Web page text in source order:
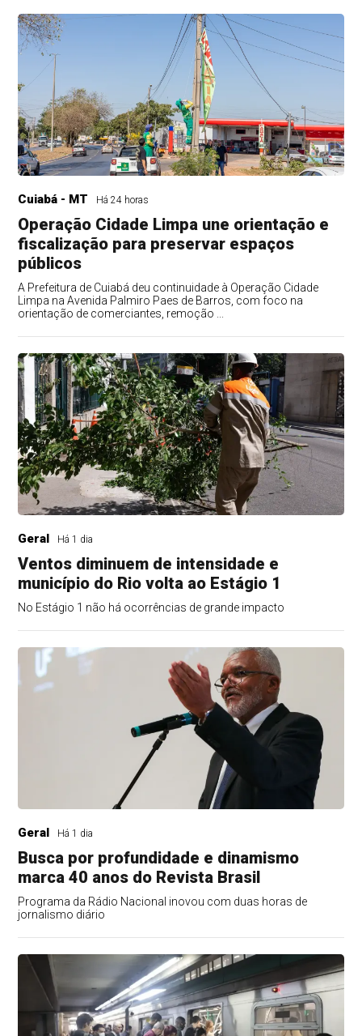
Cuiabá - MT Há 24 horas
Operação Cidade Limpa une orientação e
fiscalização para preservar espaços
públicos
A Prefeitura de Cuiabá deu continuidade à Operação Cidade
Limpa na Avenida Palmiro Paes de Barros, com foco na
orientação de comerciantes, remoção ...
Geral Há 1 dia
Ventos diminuem de intensidade e
município do Rio volta ao Estágio 1
No Estágio 1 não há ocorrências de grande impacto
Geral Há 1 dia
Busca por profundidade e dinamismo
marca 40 anos do Revista Brasil
Programa da Rádio Nacional inovou com duas horas de
jornalismo diário